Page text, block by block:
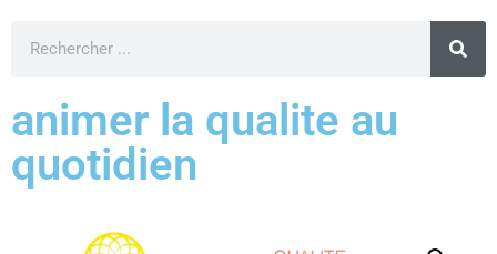
animer la qualite au
quotidien